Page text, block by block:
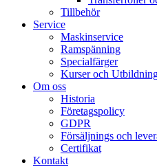
Tillbehör
Service
Maskinservice
Ramspänning
Specialfärger
Kurser och
Om oss
Historia
Företagspolicy
GDPR
Försäljnings och
Certifikat
Kontakt